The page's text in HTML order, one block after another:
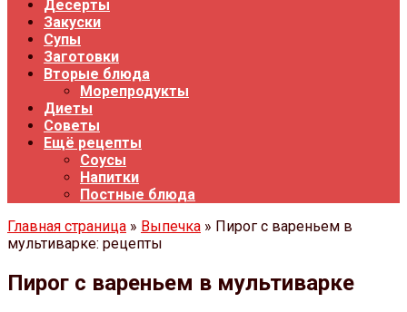
Десерты
Закуски
Супы
Заготовки
Вторые блюда
Морепродукты
Диеты
Советы
Ещё рецепты
Соусы
Напитки
Постные блюда
Главная страница » Выпечка » Пирог с вареньем в
мультиварке: рецепты
Пирог с вареньем в мультиварке